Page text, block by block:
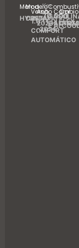
Marca
HYUNDAI
Modelo
CRETA
Versão
1.0 TGDI FLEX
COMFORT
AUTOMÁTICO
Ano
2023
/
2024
Km
70.000
E
Câmbio
Cor